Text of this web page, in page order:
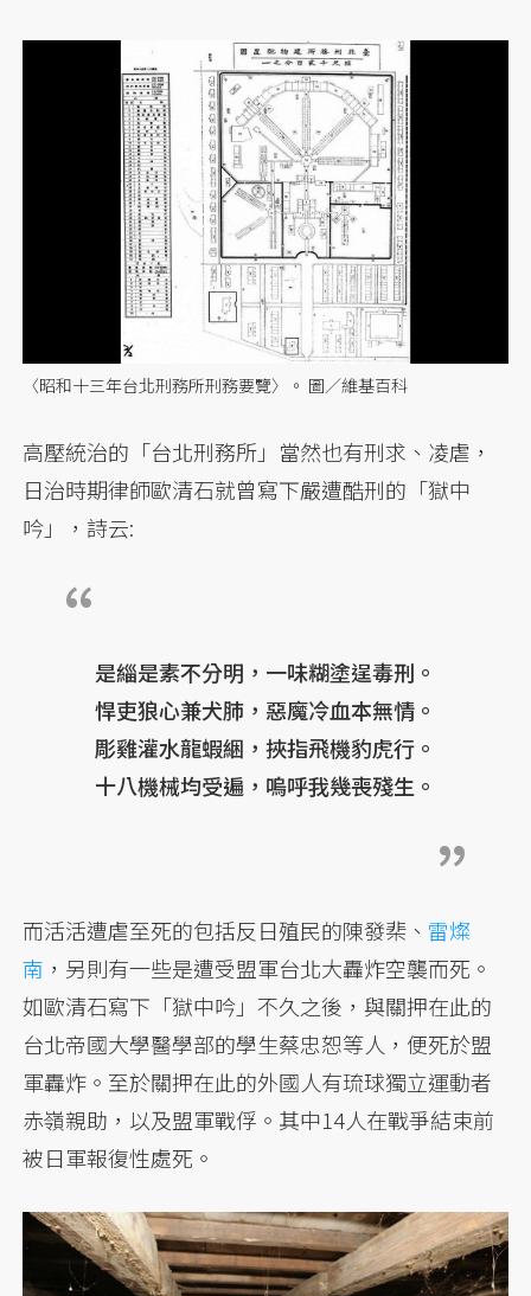
〈昭和十三年台北刑務所刑務要覽〉。 圖／維基百科
高壓統治的「台北刑務所」當然也有刑求、凌虐，
日治時期律師歐清石就曾寫下嚴遭酷刑的「獄中
吟」，詩云:
是緇是素不分明，一味糊塗逞毒刑。
悍吏狼心兼犬肺，惡魔冷血本無情。
彫雞灌水龍蝦綑，挾指飛機豹虎行。
十八機械均受遍，嗚呼我幾喪殘生。
而活活遭虐至死的包括反日殖民的陳發棐、 雷燦
南 ，另則有一些是遭受盟軍台北大轟炸空襲而死。
如歐清石寫下「獄中吟」不久之後，與關押在此的
台北帝國大學醫學部的學生蔡忠恕等人，便死於盟
軍轟炸。至於關押在此的外國人有琉球獨立運動者
赤嶺親助，以及盟軍戰俘。其中14人在戰爭結束前
被日軍報復性處死。